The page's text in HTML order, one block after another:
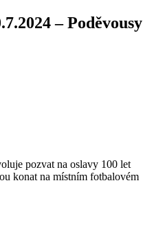
– Poděvousy
pozvat na oslavy 100 let
konat na místním fotbalovém